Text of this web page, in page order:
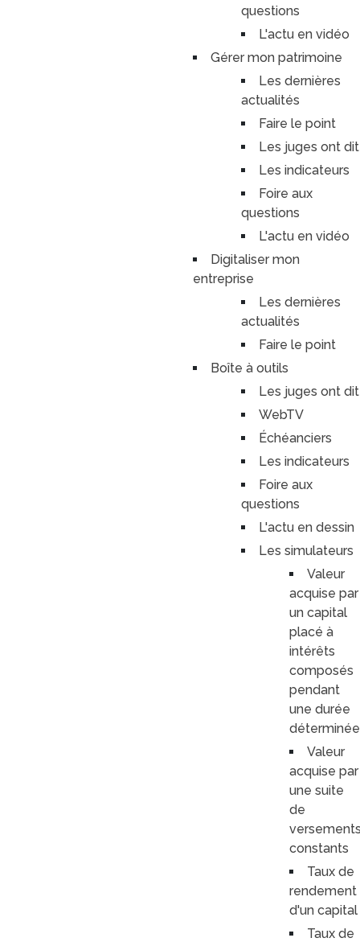
questions
L'actu en vidéo
Gérer mon patrimoine
Les dernières
actualités
Faire le point
Les juges ont dit
Les indicateurs
Foire aux
questions
L'actu en vidéo
Digitaliser mon
entreprise
Les dernières
actualités
Faire le point
Boîte à outils
Les juges ont dit
WebTV
Échéanciers
Les indicateurs
Foire aux
questions
L'actu en dessin
Les simulateurs
Valeur
acquise par
un capital
placé à
intérêts
composés
pendant
une durée
déterminée
Valeur
acquise par
une suite
de
constants
Taux de
rendement
d'un capital
Taux de